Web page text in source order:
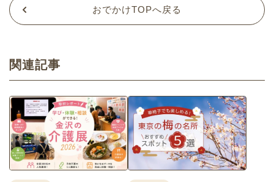
おでかけTOPへ戻る
関連記事